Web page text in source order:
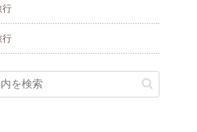
行
行